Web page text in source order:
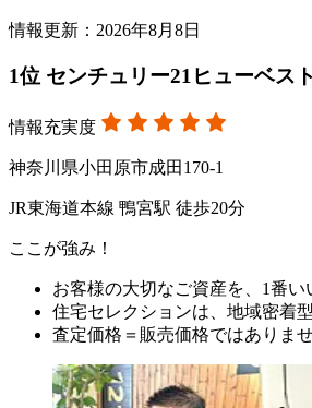
情報更新：2026年8月8日
1位 センチュリー21ヒューベス
情報充実度
神奈川県小田原市成田170-1
JR東海道本線 鴨宮駅 徒歩20分
ここが強み！
お客様の大切なご資産を、1番
住宅セレクションは、地域密着
査定価格＝販売価格ではありま